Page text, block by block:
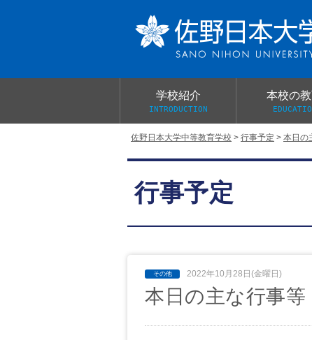
佐野日本大学中等教育学校 > 行事予定 > 本日の
学校紹介
INTRODUCTION
学校案内パンフレット
本校の
総合的探究（学習）の時間
制服紹介
桜美会
行事予定
2022年10月28日(金曜日)
本日の主な行事